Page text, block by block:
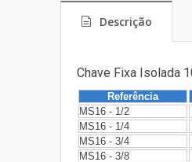
Descrição
Chave Fixa Isolada
Referência
MS16 - 1/2
MS16 - 1/4
MS16 - 3/4
MS16 - 3/8